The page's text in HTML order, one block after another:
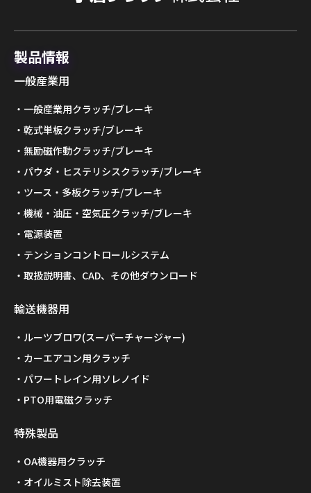
製品情報
一般産業用
一般産業用クラッチ/ブレーキ
乾式単板クラッチ/ブレーキ
無励磁作動クラッチ/ブレーキ
パウダ・ヒステリシスクラッチ/ブレーキ
ツース・多板クラッチ/ブレーキ
機械・油圧・空気圧クラッチ/ブレーキ
電源装置
テンションコントロールシステム
取扱説明書、CAD、その他ダウンロード
輸送機器用
ルーツブロワ(スーパーチャージャー)
カーエアコン用クラッチ
パワートレイン用ソレノイド
PTO用電磁クラッチ
特殊製品
OA機器用クラッチ
オイルミスト除去装置